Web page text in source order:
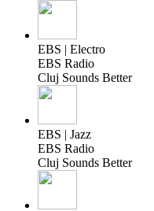
EBS | Electro
EBS Radio
Cluj Sounds Better
EBS | Jazz
EBS Radio
Cluj Sounds Better